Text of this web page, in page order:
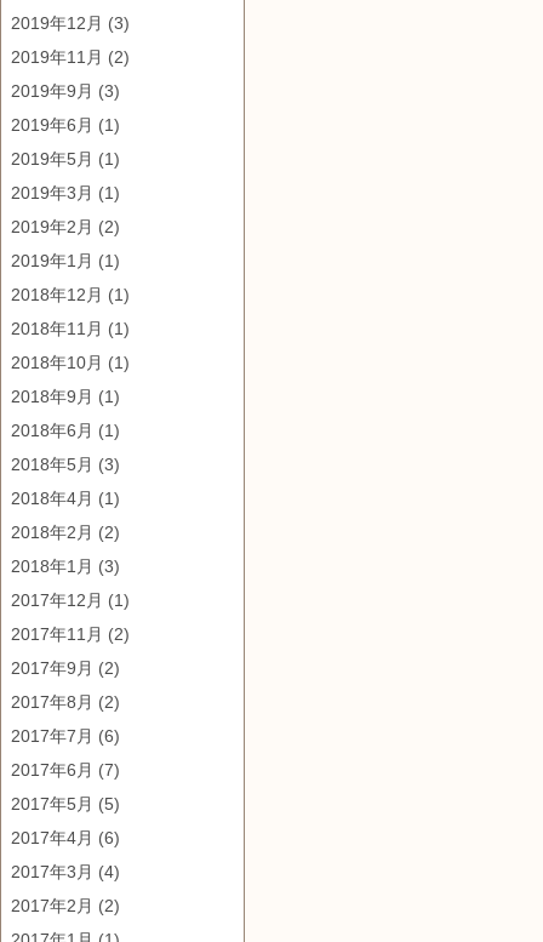
2019年12月 (3)
2019年11月 (2)
2019年9月 (3)
2019年6月 (1)
2019年5月 (1)
2019年3月 (1)
2019年2月 (2)
2019年1月 (1)
2018年12月 (1)
2018年11月 (1)
2018年10月 (1)
2018年9月 (1)
2018年6月 (1)
2018年5月 (3)
2018年4月 (1)
2018年2月 (2)
2018年1月 (3)
2017年12月 (1)
2017年11月 (2)
2017年9月 (2)
2017年8月 (2)
2017年7月 (6)
2017年6月 (7)
2017年5月 (5)
2017年4月 (6)
2017年3月 (4)
2017年2月 (2)